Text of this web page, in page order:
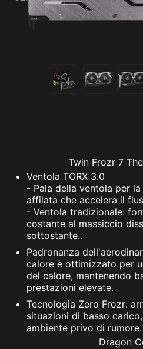
Twin Frozr 7
Ventola TORX 3.0
- Pala della ventola per
affilata che accelera il
- Ventola tradizionale:
costante al massiccio
sottostante..
Padronanza
calore è ottimizzato per
del calore, mantenendo
prestazioni elevate.
Tecnologia Zero Frozr:
situazioni di basso
ambiente privo di rumore.
Dragon